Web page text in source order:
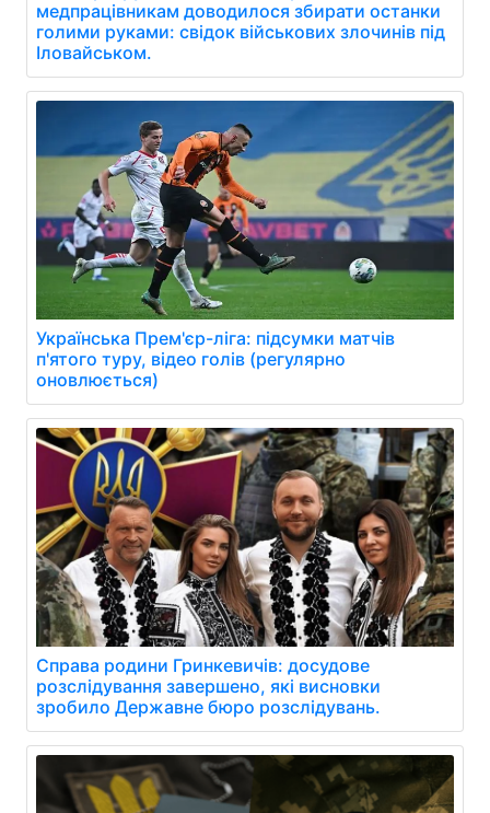
медпрацівникам доводилося збирати останки
голими руками: свідок військових злочинів під
Іловайськом.
Українська Прем'єр-ліга: підсумки матчів
п'ятого туру, відео голів (регулярно
оновлюється)
Справа родини Гринкевичів: досудове
розслідування завершено, які висновки
зробило Державне бюро розслідувань.